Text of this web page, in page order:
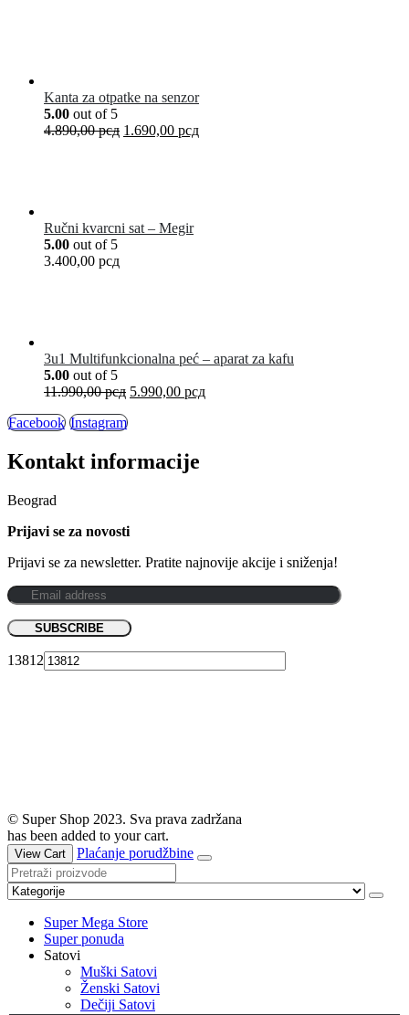
Kanta za otpatke na senzor
5.00 out of 5
4.890,00рсд 1.690,00 рсд
Ručni kvarcni sat – Megir
5.00 out of 5
3.400,00 рсд
3u1 Multifunkcionalna peć – aparat za kafu
5.00 out of 5
11.990,00рсд 5.990,00 рсд
Facebook Instagram
Kontakt informacije
Beograd
Prijavi se za novosti
Prijavi se za newsletter. Pratite najnovije akcije i sniženja!
13812
© Super Shop 2023. Sva prava zadržana
has been added to your cart.
View Cart Plaćanje porudžbine
Super Mega Store
Super ponuda
Satovi
Muški Satovi
Ženski Satovi
Dečiji Satovi